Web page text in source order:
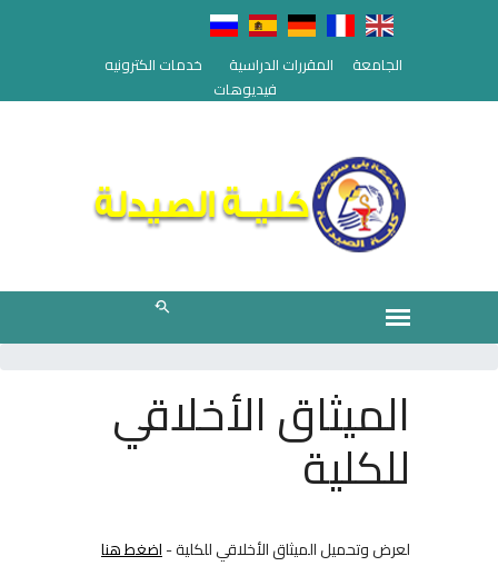
الجامعة المقررات الدراسية
خدمات الكترونيه
فيديوهات
الميثاق الأخلاقي
للكلية
لعرض وتحميل الميثاق الأخلاقي للكلية -اضغط هنا